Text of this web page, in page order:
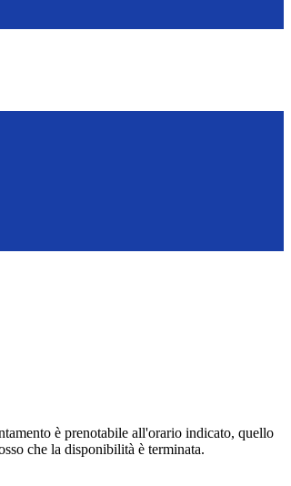
è prenotabile all'orario indicato, quello
che la disponibilità è terminata.